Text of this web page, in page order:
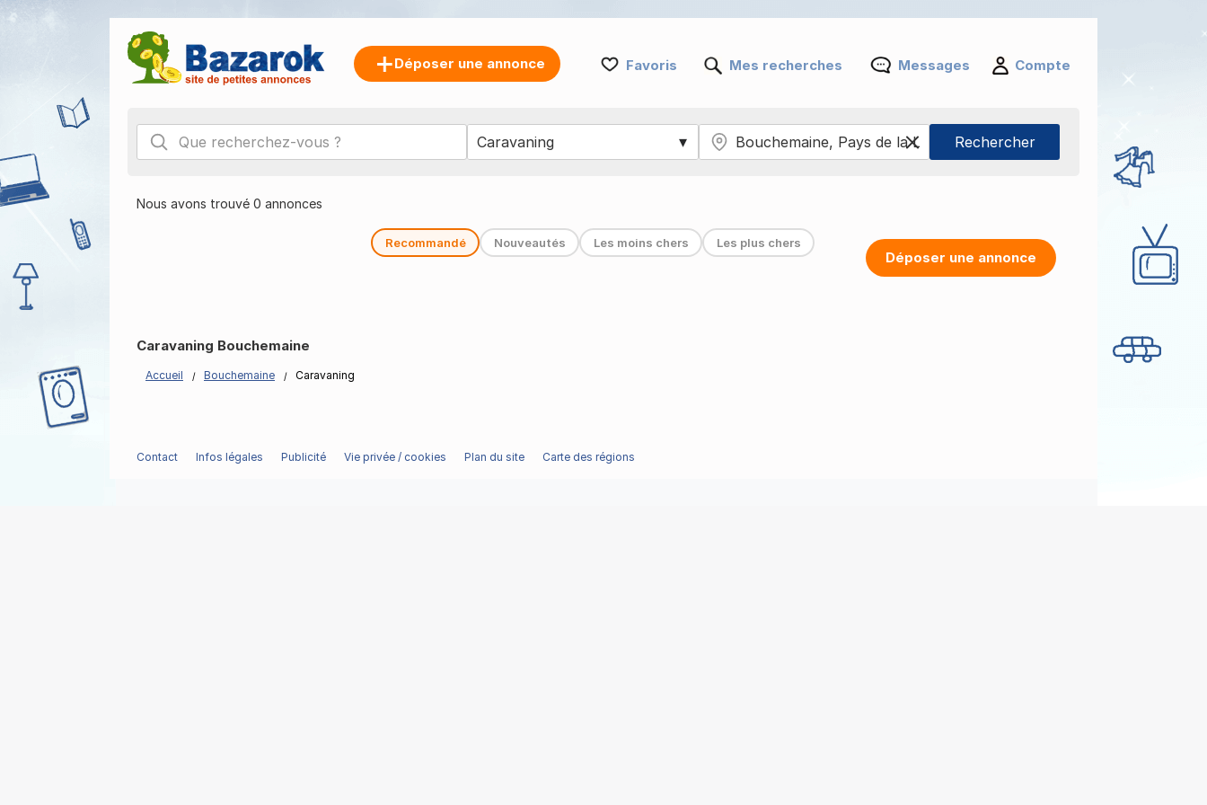
Déposer une annonce Favoris Mes recherches Messages Compte
Nous avons trouvé 0 annonces
Recommandé Nouveautés Les moins chers Les plus chers
Caravaning Bouchemaine
Accueil Bouchemaine Caravaning
Déposer une annonce
Contact Infos légales Publicité Vie privée / cookies Plan du site Carte des régions